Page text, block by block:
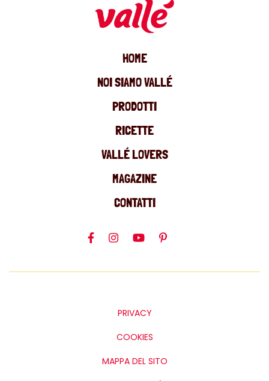
HOME
NOI SIAMO VALLÉ
PRODOTTI
RICETTE
VALLÉ LOVERS
MAGAZINE
CONTATTI
PRIVACY
COOKIES
MAPPA DEL SITO